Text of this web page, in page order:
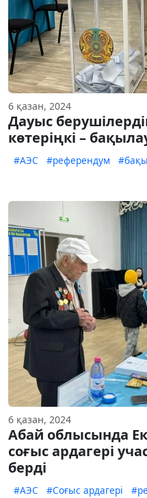
6 қазан, 2024
Дауыс
көтеріңкі –
#АЭС #референдум
6 қазан, 2024
Абай облысында
соғыс ардагері
берді
#АЭС #Соғыс ардагері